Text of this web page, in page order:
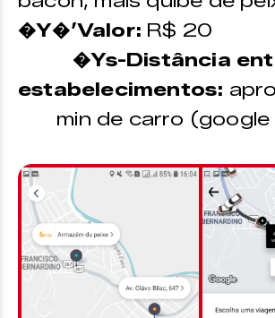
�Y�’Valor: R$ 20
�Ys-Distância
estabelecimentos:
min de carro (google